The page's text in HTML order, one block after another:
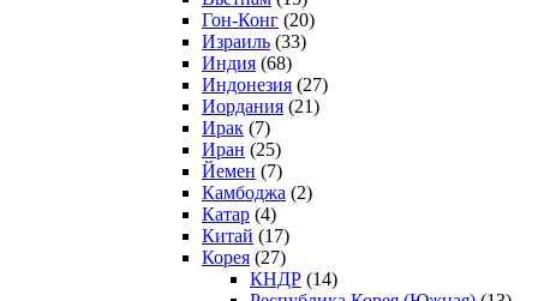
Гон-Конг (20)
Израиль (33)
Индия (68)
Индонезия (27)
Иордания (21)
Ирак (7)
Иран (25)
Йемен (7)
Камбоджа (2)
Катар (4)
Китай (17)
Корея (27)
КНДР (14)